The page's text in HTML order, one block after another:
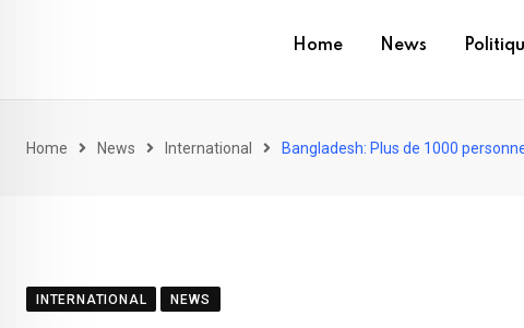
Home News
Home News International Bangladesh: Plus de 1000
INTERNATIONAL NEWS